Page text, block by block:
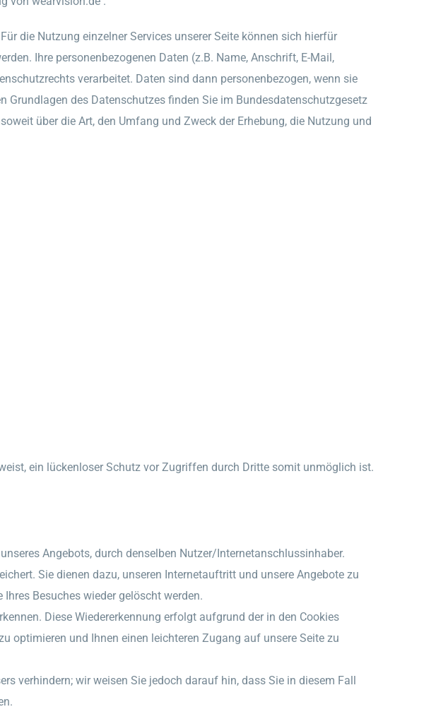
die Nutzung einzelner Services unserer Seite können sich hierfür
Ihre personenbezogenen Daten (z.B. Name, Anschrift, E-Mail,
verarbeitet. Daten sind dann personenbezogen, wenn sie
des Datenschutzes finden Sie im Bundesdatenschutzgesetz
über die Art, den Umfang und Zweck der Erhebung, die Nutzung und
ein lückenloser Schutz vor Zugriffen durch Dritte somit unmöglich ist.
Angebots, durch denselben Nutzer/Internetanschlussinhaber.
Sie dienen dazu, unseren Internetauftritt und unsere Angebote zu
Besuches wieder gelöscht werden.
Diese Wiedererkennung erfolgt aufgrund der in den Cookies
optimieren und Ihnen einen leichteren Zugang auf unsere Seite zu
verhindern; wir weisen Sie jedoch darauf hin, dass Sie in diesem Fall